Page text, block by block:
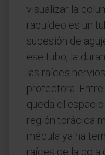
visualizar la
raquídeo es un
sucesión de
ese tubo, la
las raíces
protectora.
queda el
región torácica
médula ya ha
raíces de la cola